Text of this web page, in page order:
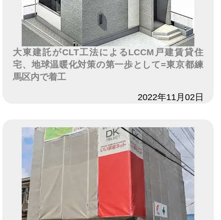
大東建託がCLT工法によるLCCM戸建賃貸住
宅、地球温暖化対策の第一歩として=東京都練
馬区内で着工
2022年11月02日